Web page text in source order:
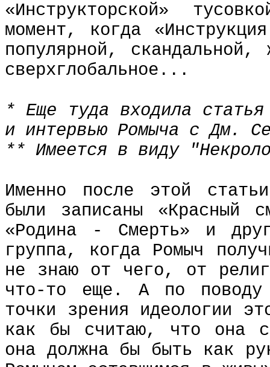
«Инструкторской»
момент, когда
популярной,
сверхглобальное...
* Еще туда входила
и интервью Ромыча с Дм.
** Имеется в виду
Именно после этой
были записаны «Красный
«Родина - Смерть» и
группа, когда Ромыч
не знаю от чего, от
что-то еще. А по поводу
точки зрения идеологии
как бы считаю, что она
она должна бы быть как